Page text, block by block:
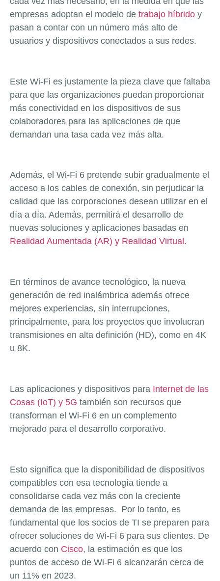
empresas adoptan el modelo de trabajo híbrido y
pasan a contar con un número más alto de
usuarios y dispositivos conectados a sus redes.
Este Wi-Fi es justamente la pieza clave que faltaba
para que las organizaciones puedan proporcionar
más conectividad en los dispositivos de sus
colaboradores para las aplicaciones de que
demandan una tasa cada vez más alta.
Además, el Wi-Fi 6 pretende subir gradualmente el
acceso a los cables de conexión, sin perjudicar la
calidad que las corporaciones desean utilizar en el
día a día. Además, permitirá el desarrollo de
nuevas soluciones y aplicaciones basadas en
Realidad Aumentada (AR) y Realidad Virtual.
En términos de avance tecnológico, la nueva
generación de red inalámbrica además ofrece
mejores experiencias, sin interrupciones,
principalmente, para los proyectos que involucran
transmisiones en alta definición (HD), como en 4K
u 8K.
Las aplicaciones y dispositivos para Internet de las
Cosas (IoT) y 5G también son recursos que
transforman el Wi-Fi 6 en un complemento
mejorado para el desarrollo corporativo.
Esto significa que la disponibilidad de dispositivos
compatibles con esa tecnología tiende a
consolidarse cada vez más con la creciente
demanda de las empresas. Por lo tanto, es
fundamental que los socios de TI se preparen para
ofrecer soluciones de Wi-Fi 6 para sus clientes. De
acuerdo con Cisco, la estimación es que los
puntos de acceso de Wi-Fi 6 alcanzarán cerca de
un 11% en 2023.